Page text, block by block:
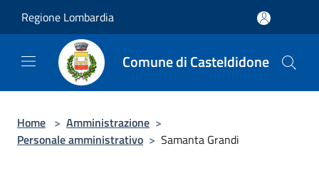
Regione Lombardia
Comune di Casteldidone
Home > Amministrazione >
Personale amministrativo > Samanta Grandi